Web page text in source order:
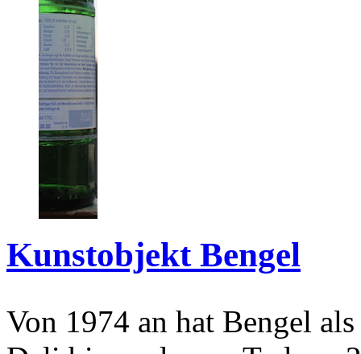
Kunstobjekt Bengel
Von 1974 an hat Bengel